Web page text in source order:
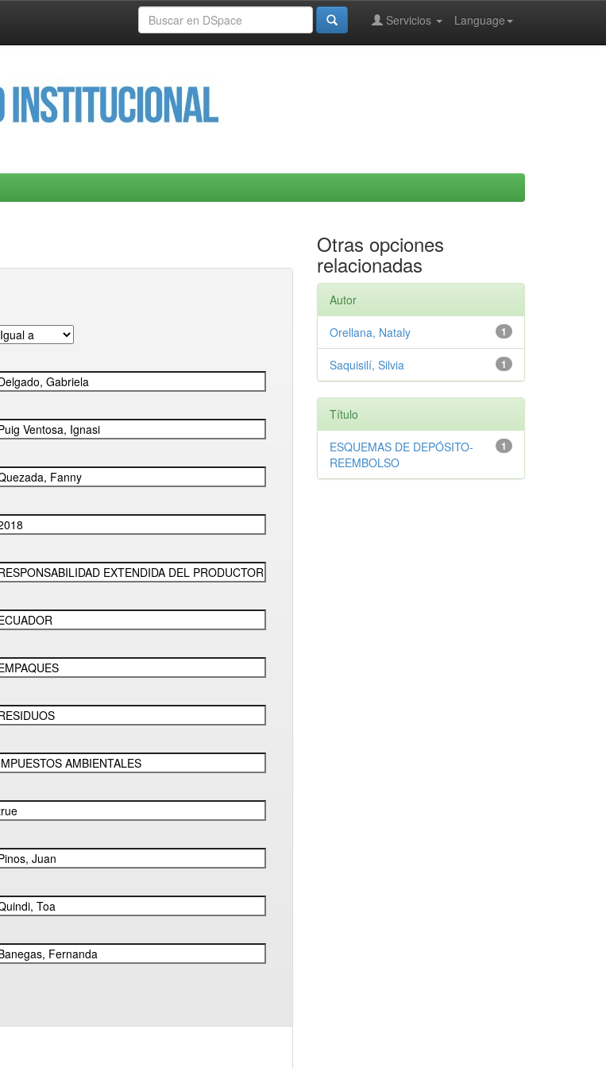
Language
Servicios
Otras opciones
relacionadas
Autor
1
Orellana, Nataly
1
Saquisilí, Silvia
Título
1
ESQUEMAS DE DEPÓSITO-
REEMBOLSO